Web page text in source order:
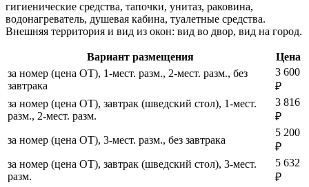
гигиенические средства, тапочки, унитаз, раковина,
водонагреватель, душевая кабина, туалетные средства.
Внешняя территория и вид из окон: вид во двор, вид на город.
Вариант размещения
Цена
за номер (цена ОТ), 1-мест. разм., 2-мест. разм., без
завтрака
3 600
₽
за номер (цена ОТ), завтрак (шведский стол), 1-мест.
разм., 2-мест. разм.
3 816
₽
за номер (цена ОТ), 3-мест. разм., без завтрака
5 200
₽
за номер (цена ОТ), завтрак (шведский стол), 3-мест.
разм.
5 632
₽